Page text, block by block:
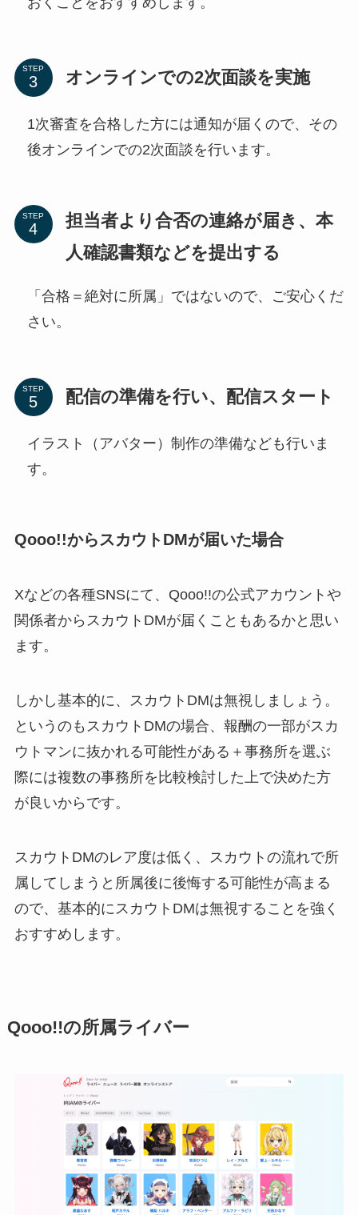
STEP オンラインでの2次面談を実施
1次審査を合格した方には通知が届くので、その
後オンラインでの2次面談を行います。
STEP
担当者より合否の連絡が届き、本
人確認書類などを提出する
「合格＝絶対に所属」ではないので、ご安心くだ
さい。
STEP 配信の準備を行い、配信スタート
イラスト（アバター）制作の準備なども行いま
す。
Qooo!!からスカウトDMが届いた場合
Xなどの各種SNSにて、Qooo!!の公式アカウントや
関係者からスカウトDMが届くこともあるかと思い
ます。
しかし基本的に、スカウトDMは無視しましょう。
というのもスカウトDMの場合、報酬の一部がスカ
ウトマンに抜かれる可能性がある＋事務所を選ぶ
際には複数の事務所を比較検討した上で決めた方
が良いからです。
スカウトDMのレア度は低く、スカウトの流れで所
属してしまうと所属後に後悔する可能性が高まる
ので、基本的にスカウトDMは無視することを強く
おすすめします。
Qooo!!の所属ライバー